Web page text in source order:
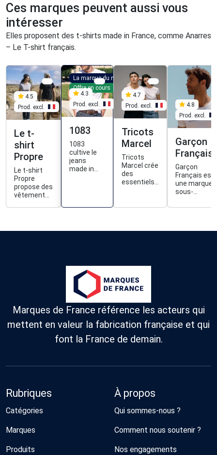
Ces marques peuvent aussi vous
intéresser
Elles proposent des t-shirts made in France, comme Anarres
– Le T-shirt français.
4.5
Prod. excl.
Le t-
shirt
Propre
Le t-shirt
Propre
propose des
vêtements
La marque du mois
Offre en cours
4.3
Prod. excl.
1083
1083
cultive le
jeans
made in
aussi des
4.7
Prod. excl.
Tricots
Marcel
Tricots
Marcel crée
des
essentiels
peau :
coton
Mérinos.
tricotées
en France,
durables et
à fleur de
peau.
4.8
Prod. excl.
Garçon
Français
Garçon
Français est
une marque
sous-
maillots de
pour homme
à Troyes.
Marques de France référence les acteurs qui
mettent en valeur la fabrication française et qui
font la France de demain.
Rubriques
Catégories
Marques
Produits
À propos
Qui sommes-nous ?
Comment nous soutenir ?
Nos engagements